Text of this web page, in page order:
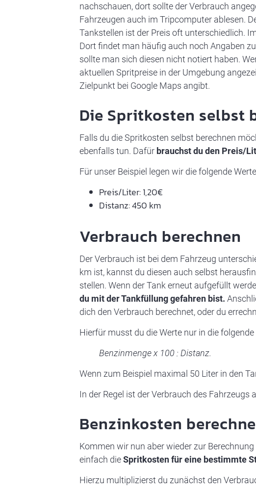
nachschauen, dort sollte der Verbrauch
Fahrzeugen auch im Tripcomputer ablesen.
Tankstellen ist der Preis oft unterschiedlich.
Dort findet man häufig auch noch Angaben
sollte man sich diesen nicht notiert haben.
aktuellen Spritpreise in der Umgebung
Zielpunkt bei Google Maps angibt.
Die Spritkosten selbst
Falls du die Spritkosten selbst berechnen
ebenfalls tun. Dafür brauchst du den Preis/
Für unser Beispiel legen wir die folgende
Preis/Liter: 1,20€
Distanz: 450 km
Verbrauch berechnen
Der Verbrauch ist bei dem Fahrzeug
km ist, kannst du diesen auch selbst
stellen. Wenn der Tank erneut aufgefüllt
du mit der Tankfüllung gefahren bist.
dich den Verbrauch berechnet, oder du
Hierfür musst du die Werte nur in die
Benzinmenge x 100 : Distanz.
Wenn zum Beispiel maximal 50 Liter in den
In der Regel ist der Verbrauch des
Benzinkosten
Kommen wir nun aber wieder zur
einfach dieSpritkosten für eine bestimmte
Hierzu multiplizierst du zunächst den